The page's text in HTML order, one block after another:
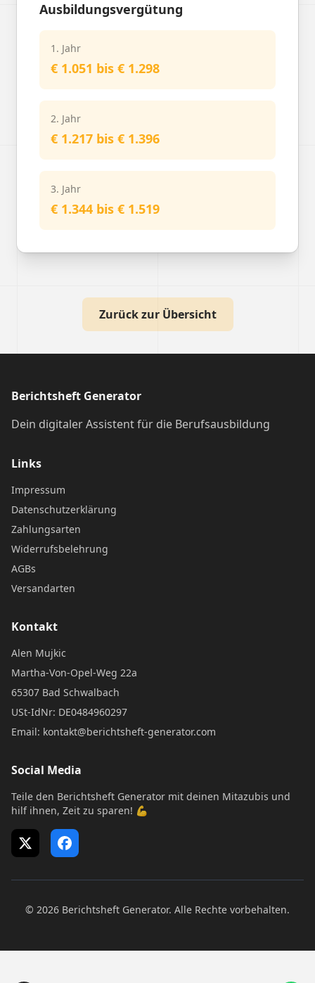
Ausbildungsvergütung
1. Jahr
€ 1.051 bis € 1.298
2. Jahr
€ 1.217 bis € 1.396
3. Jahr
€ 1.344 bis € 1.519
Zurück zur Übersicht
Berichtsheft Generator
Dein digitaler Assistent für die Berufsausbildung
Links
Impressum
Datenschutzerklärung
Zahlungsarten
Widerrufsbelehrung
AGBs
Versandarten
Kontakt
Alen Mujkic
Martha-Von-Opel-Weg 22a
65307 Bad Schwalbach
USt-IdNr: DE0484960297
Email: kontakt@berichtsheft-generator.com
Social Media
Teile den Berichtsheft Generator mit deinen Mitazubis und
hilf ihnen, Zeit zu sparen! 💪
X (Twitter)Facebook
© 2026 Berichtsheft Generator. Alle Rechte vorbehalten.